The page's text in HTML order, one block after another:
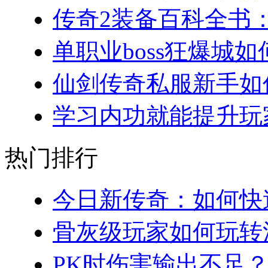
传奇2装备百科全书
单职业boss狂爆城
仙剑传奇私服新手
学习内功就能提升
热门排行
今日新传奇：如何
骨灰级玩家如何玩